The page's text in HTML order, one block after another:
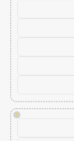
!